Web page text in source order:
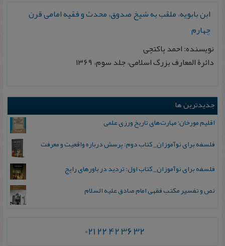
ابن بابویه، ملقب به شیخ صدوق، محدث و فقیه امامی قرن
چهارم
نویسنده: احمد پاکتچی
دائرة المعارف بزرگ اسلامی، جلد سوم، ۱۳۶۹
جدیدترین ها
اقلیم مورخان؛ مهارت‌های تاریخ ورزی علمی
فلسفه برای نوآموزان_ کتاب دوم: پرسش درباره واقعیت و معرفت
فلسفه برای نوآموزان_ کتاب اول: تردید در باورهای رایج
نص و تفسیر مکتب فقهی امام صادق علیه السلام
021 22 42 36 32